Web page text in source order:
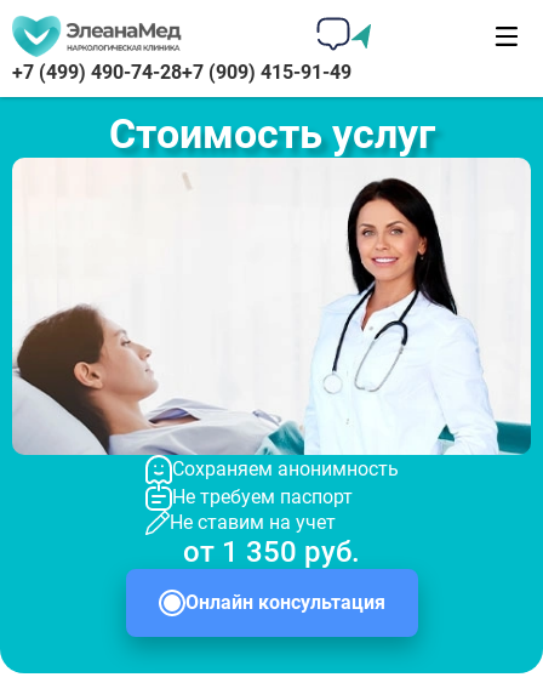
+7 (499) 490-74-28+7 (909) 415-91-49
Стоимость услуг
Сохраняем анонимность
Не требуем паспорт
Не ставим на учет
Онлайн консультация
от 1 350 руб.